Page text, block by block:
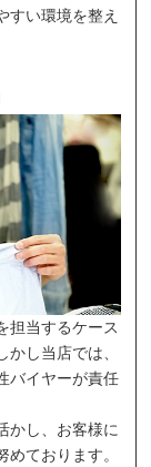
すい環境を整え
担当するケース
し当店では、
バイヤーが責任
かし、お客様に
ております。